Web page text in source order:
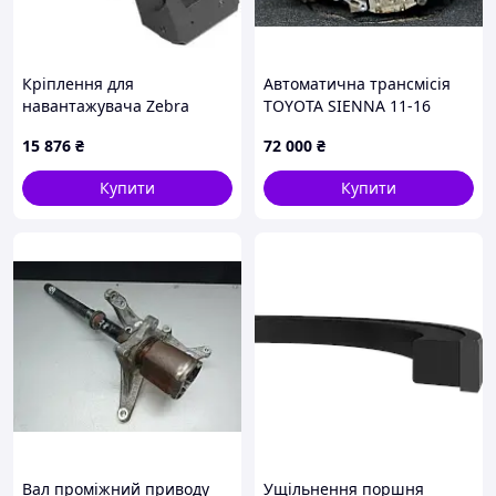
Кріплення для
навантажувача Zebra
15 876 ₴
Купити
Автоматична трансмісія
TOYOTA SIENNA 11-16
72 000 ₴
Купити
Вал проміжний приводу Ущільнення поршня